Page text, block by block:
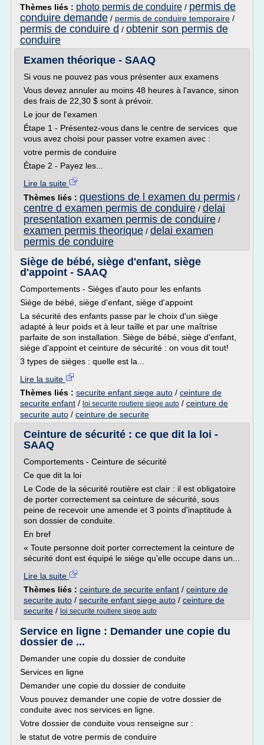
Thèmes liés : photo permis de conduire / permis de
conduire demande / permis de conduire temporaire /
permis de conduire d / obtenir son permis de
conduire
Examen théorique - SAAQ
Si vous ne pouvez pas vous présenter aux examens
Vous devez annuler au moins 48 heures à l'avance, sinon
des frais de 22,30 $ sont à prévoir.
Le jour de l'examen
Étape 1 - Présentez-vous dans le centre de services que
vous avez choisi pour passer votre examen avec :
votre permis de conduire
Étape 2 - Payez les...
Lire la suite
Thèmes liés : questions de l examen du permis /
centre d examen permis de conduire / delai
presentation examen permis de conduire /
examen permis theorique / delai examen
permis de conduire
Siège de bébé, siège d'enfant, siège
d'appoint - SAAQ
Comportements - Sièges d'auto pour les enfants
Siège de bébé, siège d'enfant, siège d'appoint
La sécurité des enfants passe par le choix d'un siège
adapté à leur poids et à leur taille et par une maîtrise
parfaite de son installation. Siège de bébé, siège d'enfant,
siège d'appoint et ceinture de sécurité : on vous dit tout!
3 types de sièges : quelle est la...
Lire la suite
Thèmes liés : securite enfant siege auto / ceinture de
securite enfant / loi securite routiere siege auto / ceinture de
securite auto / ceinture de securite
Ceinture de sécurité : ce que dit la loi -
SAAQ
Comportements - Ceinture de sécurité
Ce que dit la loi
Le Code de la sécurité routière est clair : il est obligatoire
de porter correctement sa ceinture de sécurité, sous
peine de recevoir une amende et 3 points d'inaptitude à
son dossier de conduite.
En bref
« Toute personne doit porter correctement la ceinture de
sécurité dont est équipé le siège qu'elle occupe dans un...
Lire la suite
Thèmes liés : ceinture de securite enfant / ceinture de
securite auto / securite enfant siege auto / ceinture de
securite / loi securite routiere siege auto
Service en ligne : Demander une copie du
dossier de ...
Demander une copie du dossier de conduite
Services en ligne
Demander une copie du dossier de conduite
Vous pouvez demander une copie de votre dossier de
conduite avec nos services en ligne.
Votre dossier de conduite vous renseigne sur :
le statut de votre permis de conduire